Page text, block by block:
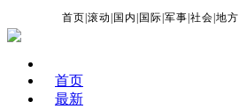
首页 |滚动 国内 国际 |军事 |社会 |地方
首页
最新